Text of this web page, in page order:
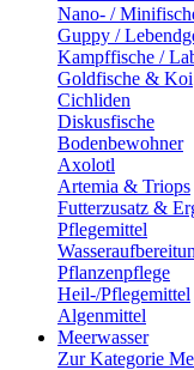
Nano- /
Guppy /
Kampffische /
Goldfische & Koi
Cichliden
Diskusfische
Bodenbewohner
Axolotl
Artemia & Triops
Futterzusatz &
Pflegemittel
Pflanzenpflege
Heil-/Pflegemittel
Algenmittel
Meerwasser
Zur Kategorie